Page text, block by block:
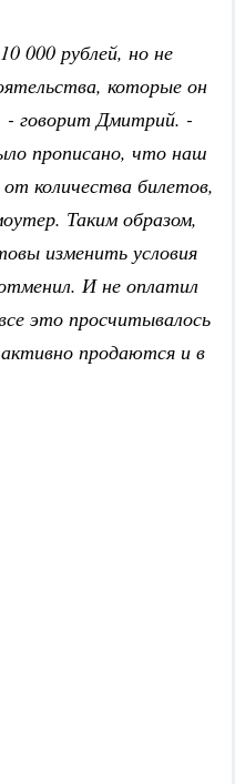
000 рублей, но не
которые он
- говорит Дмитрий. -
прописано, что наш
количества билетов,
Таким образом,
изменить условия
И не оплатил
это просчитывалось
продаются и в